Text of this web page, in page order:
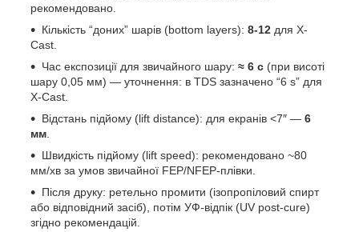
рекомендовано.
Кількість “доних” шарів (bottom layers): 8-12 для X-
Cast.
Час експозиції для звичайного шару: ≈ 6 с (при висоті
шару 0,05 мм) — уточнення: в TDS зазначено “6 s” для
X-Cast.
Відстань підйому (lift distance): для екранів <7″ — 6
мм
Швидкість підйому (lift speed): рекомендовано ~80
мм/хв за умов звичайної FEP/NFEP-плівки.
Після друку: ретельно промити (ізопропіловий спирт
або відповідний засіб), потім УФ-відпік (UV post-cure)
згідно рекомендацій.